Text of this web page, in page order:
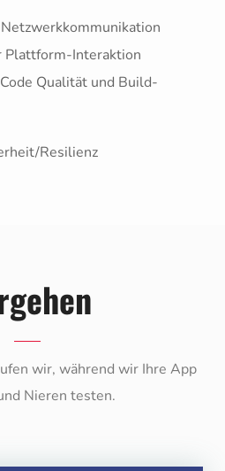
Plattform-Interaktion
Qualität und Build-
Resilienz
wir, während wir Ihre App
Nieren testen.